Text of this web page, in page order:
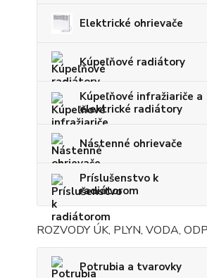
Elektrické ohrievače
Kúpeľňové radiátory
Kúpeľňové infražiariče a
elektrické radiátory
Nástenné ohrievače
Príslušenstvo k
radiátorom
ROZVODY ÚK, PLYN, VODA,
Potrubia a tvarovky